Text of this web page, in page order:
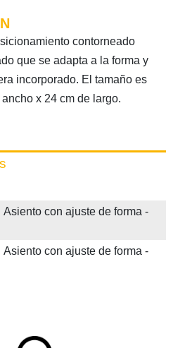
contorneado
que se adapta a la forma y
incorporado. El tamaño es
x 24 cm de largo.
con ajuste de forma -
con ajuste de forma -